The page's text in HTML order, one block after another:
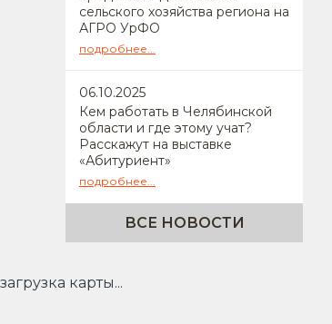
сельского хозяйства региона на
АГРО УрФО
подробнее...
06.10.2025
Кем работать в Челябинской
области и где этому учат?
Расскажут на выставке
«Абитуриент»
подробнее...
ВСЕ НОВОСТИ
загрузка карты...